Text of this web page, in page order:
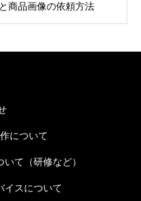
と商品画像の依頼方法
について
て（研修など）
イスについて